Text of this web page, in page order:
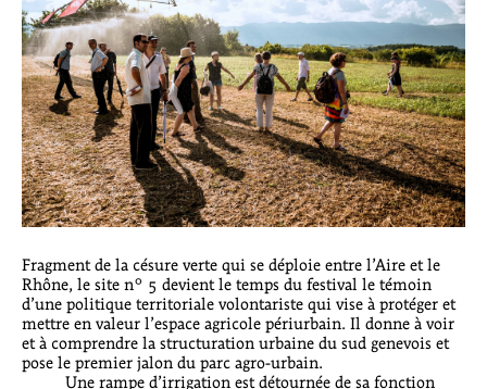
Fragment de la césure verte qui se déploie entre l’Aire et le
Rhône, le site n° 5 devient le temps du festival le témoin
d’une politique territoriale volontariste qui vise à protéger et
mettre en valeur l’espace agricole périurbain. Il donne à voir
et à comprendre la structuration urbaine du sud genevois et
pose le premier jalon du parc agro-urbain.
Une rampe d’irrigation est détournée de sa fonction